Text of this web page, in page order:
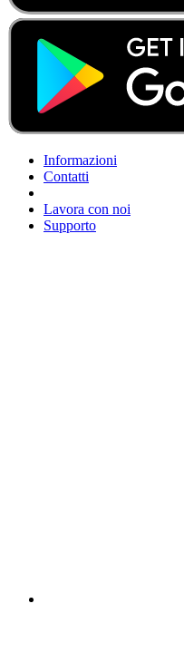
Informazioni
Contatti
Lavora con noi
Supporto